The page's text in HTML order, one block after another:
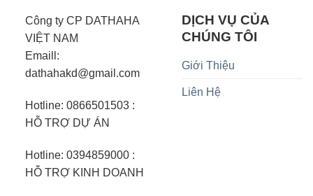
Công ty CP DATHAHA
VIỆT NAM
Emaill:
dathahakd@gmail.com
Hotline: 0866501503 :
HỖ TRỢ DỰ ÁN
Hotline: 0394859000 :
HỖ TRỢ KINH DOANH
DỊCH VỤ CỦA
CHÚNG TÔI
Giới Thiệu
Liên Hệ